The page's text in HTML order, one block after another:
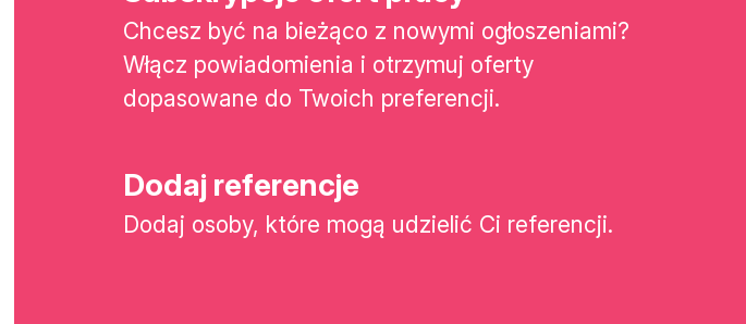
Chcesz być na bieżąco z nowymi ogłoszeniami?
Włącz powiadomienia i otrzymuj oferty
dopasowane do Twoich preferencji.
Dodaj referencje
Dodaj osoby, które mogą udzielić Ci referencji.